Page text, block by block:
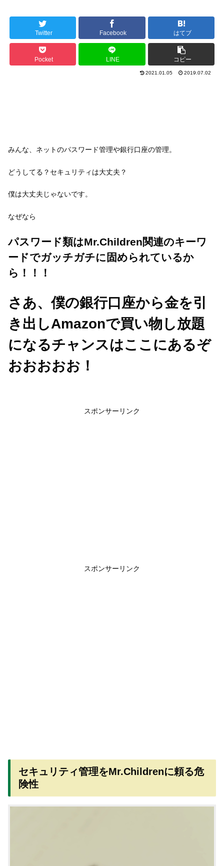
Twitter Facebook はてブ
Pocket LINE コピー
2021.01.05 2019.07.02
みんな、ネットのパスワード管理や銀行口座の管理。
どうしてる？セキュリティは大丈夫？
僕は大丈夫じゃないです。
なぜなら
パスワード類はMr.Children関連のキーワ
ードでガッチガチに固められているか
ら！！！
さあ、僕の銀行口座から金を引
き出しAmazonで買い物し放題
になるチャンスはここにあるぞ
おおおおお！
スポンサーリンク
スポンサーリンク
セキュリティ管理をMr.Childrenに頼る危
険性